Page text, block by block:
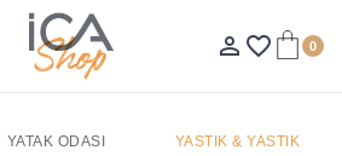
person_outline favorite_border 0
YATAK ODASI YASTIK & YASTIK